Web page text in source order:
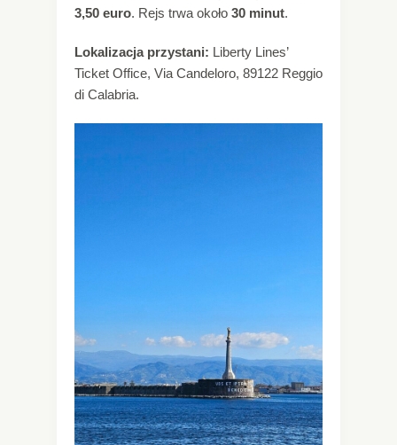
3,50 euro. Rejs trwa około 30 minut.
Lokalizacja przystani: Liberty Lines’
Ticket Office, Via Candeloro, 89122 Reggio
di Calabria.